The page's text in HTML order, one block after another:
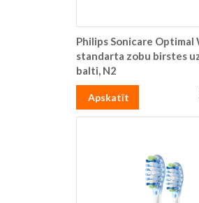
Philips Sonicare Optimal
standarta zobu birstes
balti, N2
Apskatīt